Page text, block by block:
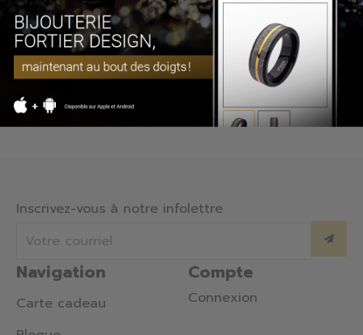
Navigation
Carte cadeau
Compte
Connexion
Inscrivez-vous à notre infolettre